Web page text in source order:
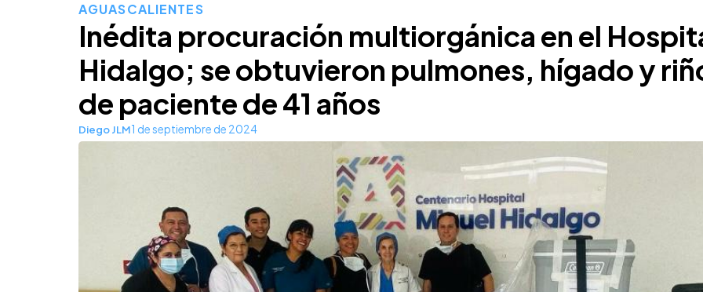
AGUASCALIENTES
Inédita procuración multiorgánica en el
Hidalgo; se obtuvieron pulmones, hígado y
de paciente de 41 años
Diego JLM1 de septiembre de 2024